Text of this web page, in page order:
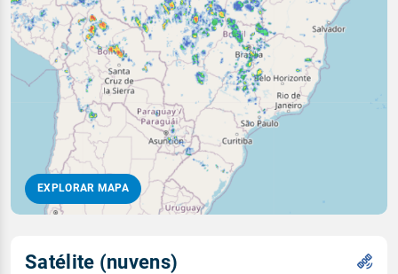
EXPLORAR MAPA
Satélite (nuvens)